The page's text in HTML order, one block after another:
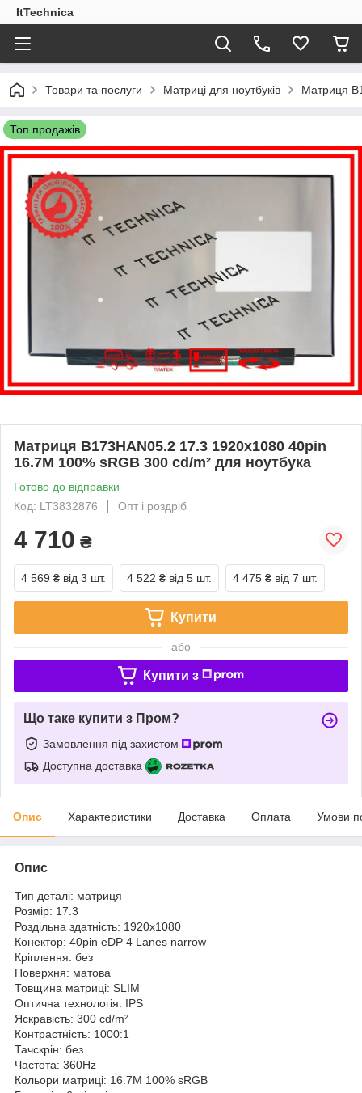
ItTechnica
Товари та послуги Матриці для ноутбуків Матриця
Топ продажів
Матриця B173HAN05.2 17.3 1920x1080 40pin
16.7M 100% sRGB 300 cd/m² для ноутбука
Готово до відправки
Код: LT3832876
Опт і роздріб
4 710 ₴
4 569 ₴ від 3 шт. 4 522 ₴ від 5 шт. 4 475 ₴ від 7 шт.
Купити
або
Купити з
Що таке купити з Пром?
Замовлення під захистом
Доступна доставка
Опис Характеристики Доставка Оплата Умови
Опис
Тип деталі: матриця
Розмір: 17.3
Роздільна здатність: 1920x1080
Конектор: 40pin eDP 4 Lanes narrow
Кріплення: без
Поверхня: матова
Товщина матриці: SLIM
Оптична технологія: IPS
Яскравість: 300 cd/m²
Контрастність: 1000:1
Тачскрін: без
Частота: 360Hz
Кольори матриці: 16.7M 100% sRGB